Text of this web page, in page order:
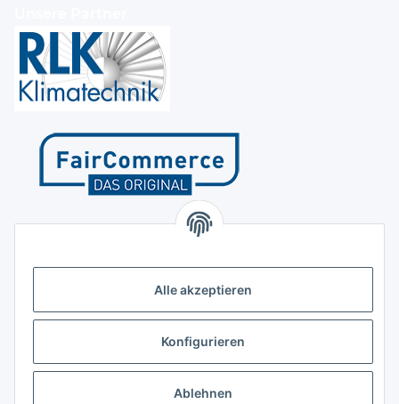
Alle akzeptieren
Konfigurieren
Ablehnen
Höffgeshofweg 14